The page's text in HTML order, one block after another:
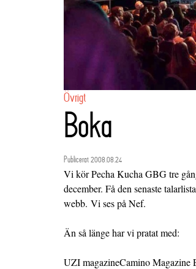
Övrigt
Boka
Publicerat 2008.08.24
Vi kör Pecha Kucha GBG tre
december. Få den senaste
webb. Vi ses på Nef.
Än så länge har vi pratat med:
UZI magazineCamino Magazine